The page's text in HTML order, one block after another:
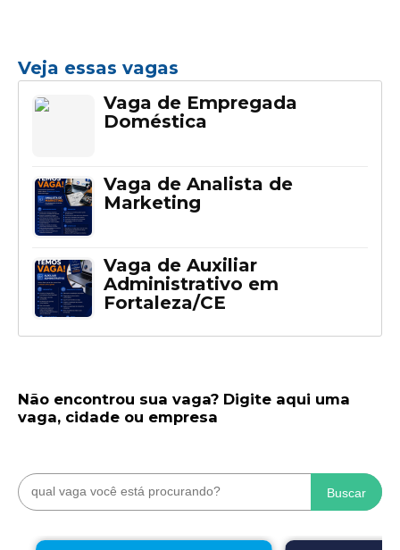
Veja essas vagas
Vaga de Empregada
Doméstica
Vaga de Analista de
Marketing
Vaga de Auxiliar
Administrativo em
Fortaleza/CE
Não encontrou sua vaga? Digite aqui uma
vaga, cidade ou empresa
Buscar